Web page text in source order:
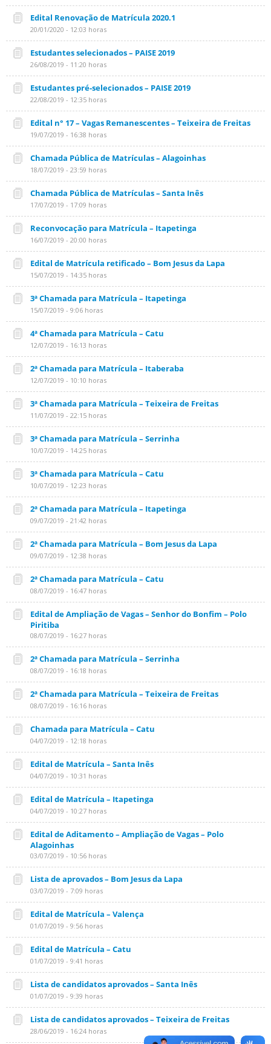
Edital Renovação de Matrícula 2020.1
20/01/2020 - 12:03 horas
Estudantes selecionados – PAISE 2019
26/08/2019 - 11:20 horas
Estudantes pré-selecionados – PAISE 2019
22/08/2019 - 12:35 horas
Edital n° 17 – Vagas Remanescentes – Teixeira de Freitas
19/07/2019 - 16:38 horas
Chamada Pública de Matrículas – Alagoinhas
18/07/2019 - 23:59 horas
Chamada Pública de Matrículas – Santa Inês
17/07/2019 - 17:09 horas
Reconvocação para Matrícula – Itapetinga
16/07/2019 - 20:00 horas
Edital de Matrícula retificado – Bom Jesus da Lapa
15/07/2019 - 14:35 horas
3ª Chamada para Matrícula – Itapetinga
15/07/2019 - 9:06 horas
4ª Chamada para Matrícula – Catu
12/07/2019 - 16:13 horas
2ª Chamada para Matrícula – Itaberaba
12/07/2019 - 10:10 horas
3ª Chamada para Matrícula – Teixeira de Freitas
11/07/2019 - 22:15 horas
3ª Chamada para Matrícula – Serrinha
10/07/2019 - 14:25 horas
3ª Chamada para Matrícula – Catu
10/07/2019 - 12:23 horas
2ª Chamada para Matrícula – Itapetinga
09/07/2019 - 21:42 horas
2ª Chamada para Matrícula – Bom Jesus da Lapa
09/07/2019 - 12:38 horas
2ª Chamada para Matrícula – Catu
08/07/2019 - 16:47 horas
Edital de Ampliação de Vagas – Senhor do Bonfim – Polo
Piritiba
08/07/2019 - 16:27 horas
2ª Chamada para Matrícula – Serrinha
08/07/2019 - 16:18 horas
2ª Chamada para Matrícula – Teixeira de Freitas
08/07/2019 - 16:16 horas
Chamada para Matrícula – Catu
04/07/2019 - 12:18 horas
Edital de Matrícula – Santa Inês
04/07/2019 - 10:31 horas
Edital de Matrícula – Itapetinga
04/07/2019 - 10:27 horas
Edital de Aditamento – Ampliação de Vagas – Polo
Alagoinhas
03/07/2019 - 10:56 horas
Lista de aprovados – Bom Jesus da Lapa
03/07/2019 - 7:09 horas
Edital de Matrícula – Valença
01/07/2019 - 9:56 horas
Edital de Matrícula – Catu
01/07/2019 - 9:41 horas
Lista de candidatos aprovados – Santa Inês
01/07/2019 - 9:39 horas
Lista de candidatos aprovados – Teixeira de Freitas
28/06/2019 - 16:24 horas